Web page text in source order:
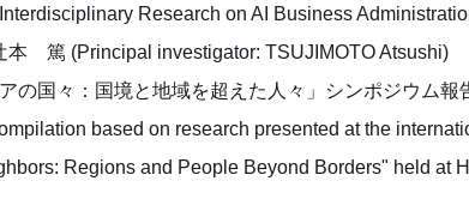
Research on AI Business
篤 (Principal investigator: TSUJIMOTO Atsushi)
アの国々：国境と地域を超えた人々」シンポジウム報
based on research presented at the
Regions and People Beyond Borders" held at